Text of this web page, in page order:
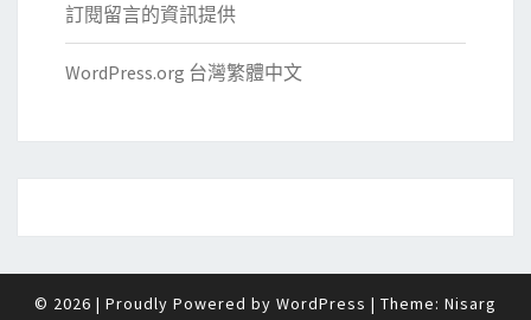
訂閱留言的資訊提供
WordPress.org 台灣繁體中文
© 2026 | Proudly Powered by WordPress | Theme: Nisarg